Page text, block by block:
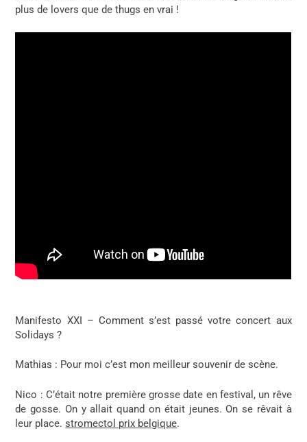
plus de lovers que de thugs en vrai !
Manifesto XXI – Comment s’est passé votre concert aux
Solidays ?
Mathias : Pour moi c’est mon meilleur souvenir de scène.
Nico : C’était notre première grosse date en festival, un rêve
de gosse. On y allait quand on était jeunes. On se rêvait à
leur place.stromectol prix belgique.